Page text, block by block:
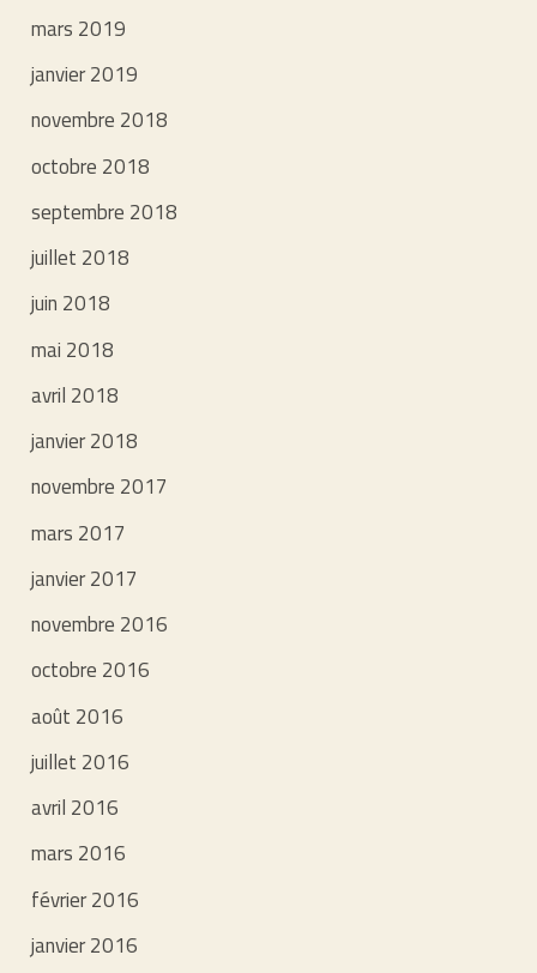
mars 2019
janvier 2019
novembre 2018
octobre 2018
septembre 2018
juillet 2018
juin 2018
mai 2018
avril 2018
janvier 2018
novembre 2017
mars 2017
janvier 2017
novembre 2016
octobre 2016
août 2016
juillet 2016
avril 2016
mars 2016
février 2016
janvier 2016